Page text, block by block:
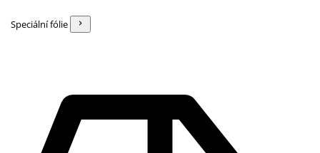
Speciální fólie